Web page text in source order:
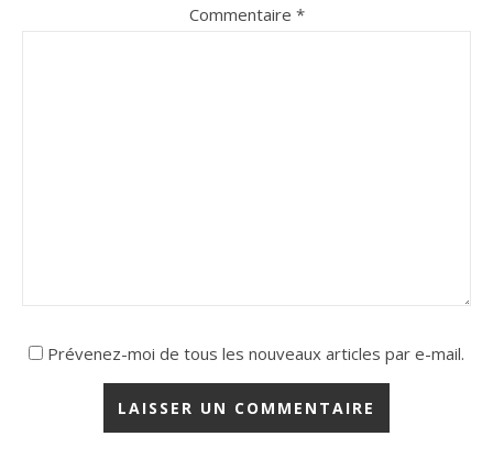
Commentaire *
Prévenez-moi de tous les nouveaux articles par e-mail.